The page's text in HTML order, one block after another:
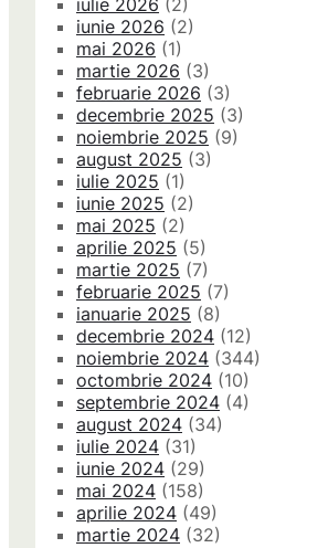
iulie 2026 (2)
iunie 2026 (2)
mai 2026 (1)
martie 2026 (3)
februarie 2026 (3)
decembrie 2025 (3)
noiembrie 2025 (9)
august 2025 (3)
iulie 2025 (1)
iunie 2025 (2)
mai 2025 (2)
aprilie 2025 (5)
martie 2025 (7)
februarie 2025 (7)
ianuarie 2025 (8)
decembrie 2024 (12)
noiembrie 2024 (344)
octombrie 2024 (10)
septembrie 2024 (4)
august 2024 (34)
iulie 2024 (31)
iunie 2024 (29)
mai 2024 (158)
aprilie 2024 (49)
martie 2024 (32)